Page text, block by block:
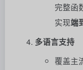
完整函
实现端
多语言支持
覆盖主